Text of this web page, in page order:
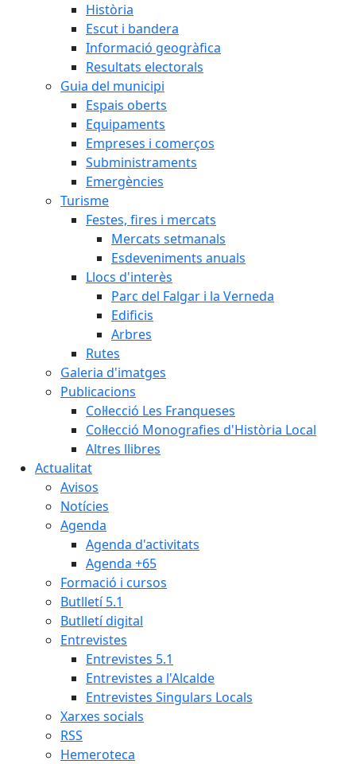
Història
Escut i bandera
Informació geogràfica
Resultats electorals
Guia del municipi
Espais oberts
Equipaments
Empreses i comerços
Subministraments
Emergències
Turisme
Festes, fires i mercats
Mercats setmanals
Esdeveniments anuals
Llocs d'interès
Parc del Falgar i la Verneda
Edificis
Arbres
Rutes
Galeria d'imatges
Publicacions
Col·lecció Les Franqueses
Col·lecció Monografies d'Història Local
Altres llibres
Actualitat
Avisos
Notícies
Agenda
Agenda d'activitats
Agenda +65
Formació i cursos
Butlletí 5.1
Butlletí digital
Entrevistes
Entrevistes 5.1
Entrevistes a l'Alcalde
Entrevistes Singulars Locals
Xarxes socials
RSS
Hemeroteca